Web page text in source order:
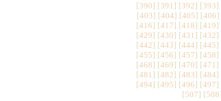
[390] [391] [392] [393]
[403] [404] [405] [406]
[416] [417] [418] [419]
[429] [430] [431] [432]
[442] [443] [444] [445]
[455] [456] [457] [458]
[468] [469] [470] [471]
[481] [482] [483] [484]
[494] [495] [496] [497]
[507] [508